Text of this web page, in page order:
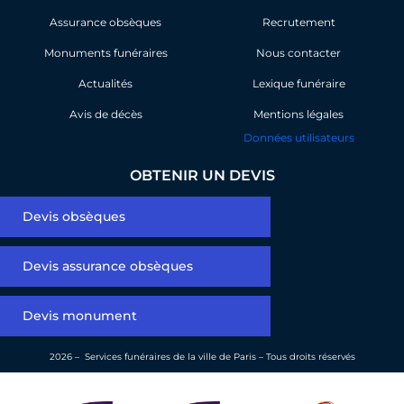
Assurance obsèques
Monuments funéraires
Actualités
Avis de décès
Recrutement
Nous contacter
Lexique funéraire
Mentions légales
Données utilisateurs
OBTENIR UN DEVIS
Devis obsèques
Devis assurance obsèques
Devis monument
2026 – Services funéraires de la ville de Paris – Tous droits réservés